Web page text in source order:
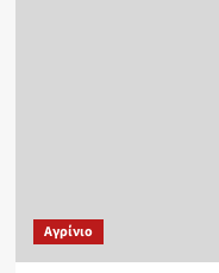
Aγρίνιο